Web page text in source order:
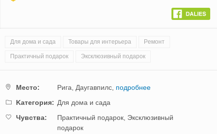
Для дома и сада Товары для интерьера Pемонт
Практичный подарок Эксклюзивный подарок
Mестo: Рига, Даугавпилс, подробнее
Kатегория: Для дома и сада
Чувства:
Практичный подарок, Эксклюзивный
подарок